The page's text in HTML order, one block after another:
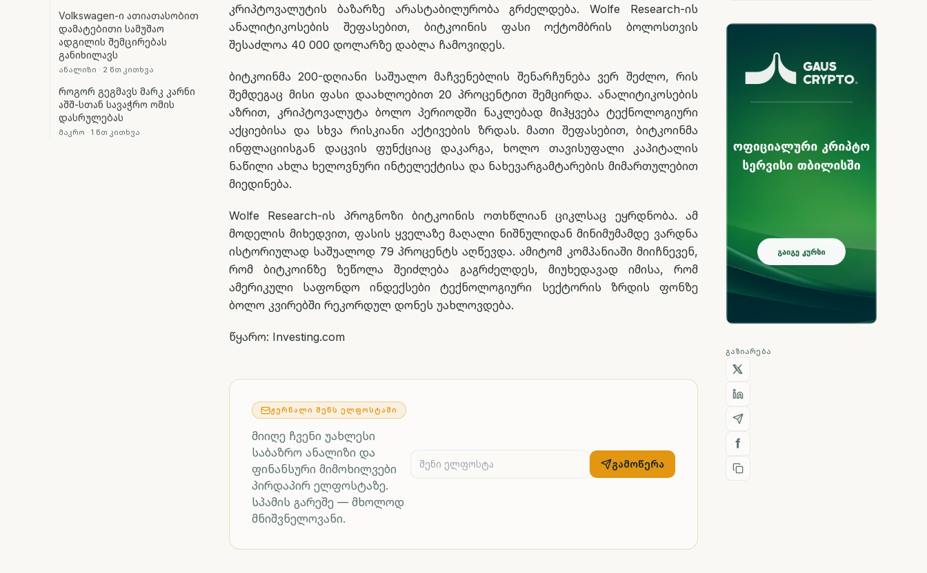
Volkswagen-ი ათიათასობით
დამატებითი სამუშაო
ადგილის შემცირებას
განიხილავს
ანალიზი · 2 წთ კითხვა
როგორ გეგმავს მარკ კარნი
აშშ-სთან სავაჭრო ომის
დასრულებას
მაკრო · 1 წთ კითხვა
კრიპტოვალუტის ბაზარზე არასტაბილურობა გრძელდება. Wolfe Research-ის
ანალიტიკოსების შეფასებით, ბიტკოინის ფასი ოქტომბრის ბოლოსთვის
შესაძლოა 40 000 დოლარზე დაბლა ჩამოვიდეს.
ბიტკოინმა 200-დღიანი საშუალო მაჩვენებლის შენარჩუნება ვერ შეძლო, რის
შემდეგაც მისი ფასი დაახლოებით 20 პროცენტით შემცირდა. ანალიტიკოსების
აზრით, კრიპტოვალუტა ბოლო პერიოდში ნაკლებად მიჰყვება ტექნოლოგიური
აქციებისა და სხვა რისკიანი აქტივების ზრდას. მათი შეფასებით, ბიტკოინმა
ინფლაციისგან დაცვის ფუნქციაც დაკარგა, ხოლო თავისუფალი კაპიტალის
ნაწილი ახლა ხელოვნური ინტელექტისა და ნახევარგამტარების მიმართულებით
მიედინება.
Wolfe Research-ის პროგნოზი ბიტკოინის ოთხწლიან ციკლსაც ეყრდნობა. ამ
მოდელის მიხედვით, ფასის ყველაზე მაღალი ნიშნულიდან მინიმუმამდე ვარდნა
ისტორიულად საშუალოდ 79 პროცენტს აღწევდა. ამიტომ კომპანიაში მიიჩნევენ,
რომ ბიტკოინზე ზეწოლა შეიძლება გაგრძელდეს, მიუხედავად იმისა, რომ
ამერიკული საფონდო ინდექსები ტექნოლოგიური სექტორის ზრდის ფონზე
ბოლო კვირებში რეკორდულ დონეს უახლოვდება.
წყარო: Investing.com
ᲟᲣᲠᲜᲐᲚᲘ ᲨᲔᲜᲡ ᲔᲚᲤᲝᲡᲢᲐᲨᲘ
მიიღე ჩვენი უახლესი
საბაზრო ანალიზი და
ფინანსური მიმოხილვები
პირდაპირ ელფოსტაზე.
სპამის გარეშე — მხოლოდ
მნიშვნელოვანი.
გამოწერა
ᲒᲐᲖᲘᲐᲠᲔᲑᲐ